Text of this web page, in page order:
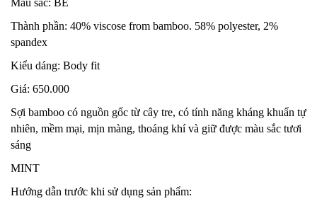
Màu sắc: BE
Thành phần: 40% viscose from bamboo. 58% polyester, 2%
spandex
Kiểu dáng: Body fit
Giá: 650.000
Sợi bamboo có nguồn gốc từ cây tre, có tính năng kháng khuẩn tự
nhiên, mềm mại, mịn màng, thoáng khí và giữ được màu sắc tươi
sáng
MINT
Hướng dẫn trước khi sử dụng sản phẩm: